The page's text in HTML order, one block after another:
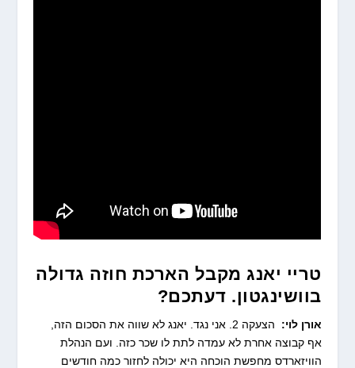
טריי יאנג מקבל הארכת חוזה גדולה
בוושינגטון. דעתכם?
אורן לוי:
הצעקה 2. אני נגד. יאנג לא שווה את הסכום הזה,
אף קבוצה אחרת לא עמדה לתת לו שכר כזה. ועם הנהלת
הוויזארדס מחפשת הוכחה היא יכולה לחזור כמה חודשים